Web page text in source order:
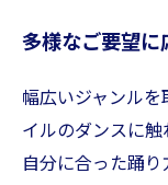
多様なご要望に
幅広いジャンル
イルのダンスに
自分に合った踊